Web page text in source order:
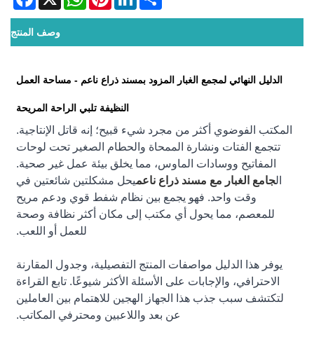
وصف المنتج
الدليل النهائي لمجمع الغبار المزود بمسند ذراع ناعم - مساحة العمل
النظيفة تلبي الراحة المريحة
المكتب الفوضوي أكثر من مجرد شيء قبيح؛ إنه قاتل الإنتاجية.
تتجمع الفتات ونشارة الممحاة والحطام الصغير تحت لوحات
المفاتيح ووسادات الماوس، مما يخلق بيئة عمل غير صحية.
الجامع الغبار مع مسند ذراع ناعميحل مشكلتين شائعتين في
وقت واحد. فهو يجمع بين نظام شفط قوي ودعم مريح
للمعصم، مما يحول أي مكتب إلى مكان أكثر نظافة وصحة
للعمل أو اللعب.
يوفر هذا الدليل مواصفات المنتج التفصيلية، وجدول المقارنة
الاحترافي، والإجابات على الأسئلة الأكثر شيوعًا. تابع القراءة
لتكتشف سبب جذب هذا الجهاز الهجين للاهتمام بين العاملين
عن بعد واللاعبين ومحترفي المكاتب.